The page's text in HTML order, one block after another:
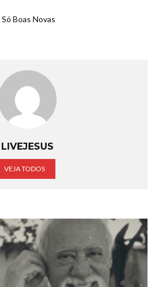
Boas Novas
LIVEJESUS
VEJA TODOS